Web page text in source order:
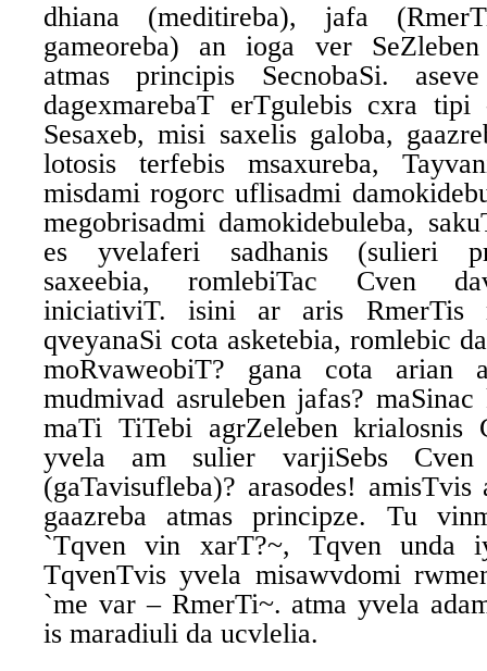
dhiana (meditireba), jafa
gameoreba) an ioga ver SeZleben
atmas principis SecnobaSi.
dagexmarebaT erTgulebis cxra tipi
Sesaxeb, misi saxelis galoba,
lotosis terfebis msaxureba,
misdami rogorc uflisadmi
megobrisadmi damokidebuleba,
es yvelaferi sadhanis (sulieri
saxeebia, romlebiTac Cven
iniciativiT. isini ar aris RmerTis
qveyanaSi cota asketebia, romlebic
moRvaweobiT? gana cota arian
mudmivad asruleben jafas?
maTi TiTebi agrZeleben krialosnis
yvela am sulier varjiSebs Cven
(gaTavisufleba)? arasodes!
gaazreba atmas principze. Tu
`Tqven vin xarT?~, Tqven unda
TqvenTvis yvela misawvdomi
`me var – RmerTi~. atma yvela
is maradiuli da ucvlelia.